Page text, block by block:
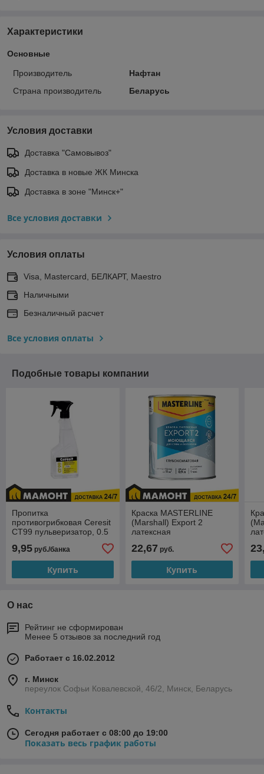
Характеристики
Основные
Производитель
Нафтан
Страна производитель
Беларусь
Условия доставки
Доставка "Самовывоз"
Доставка в новые ЖК Минска
Доставка в зоне "Минск+"
Все условия доставки
Условия оплаты
Visa, Mastercard, БЕЛКАРТ, Maestro
Наличными
Безналичный расчет
Все условия оплаты
Подобные товары компании
Пропитка
противогрибковая Ceresit
CT99 пульверизатор, 0.5
9,95 руб./банка
Купить
Краска MASTERLINE
(Marshall) Export 2
латексная
22,67 руб.
Купить
О нас
Рейтинг не сформирован
Менее 5 отзывов за последний год
Работает с 16.02.2012
г. Минск
переулок Софьи Ковалевской, 46/2, Минск, Беларусь
Контакты
Сегодня работает с 08:00 до 19:00
Показать весь график работы